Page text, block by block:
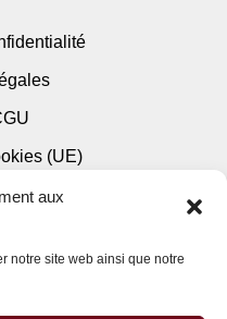
aux
notre site web ainsi que notre
(UE)